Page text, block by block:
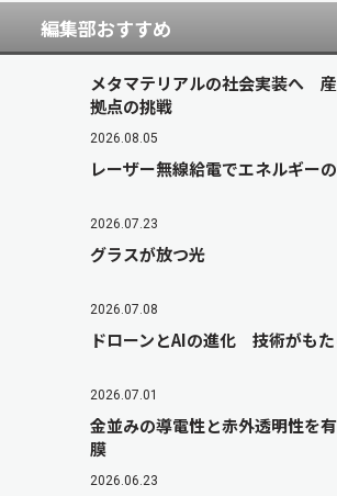
編集部おすすめ
メタマテリアルの社会実装へ
拠点の挑戦
2026.08.05
レーザー無線給電でエネルギー
2026.07.23
グラスが放つ光
2026.07.08
ドローンとAIの進化 技術がも
2026.07.01
金並みの導電性と赤外透明性を
膜
2026.06.23